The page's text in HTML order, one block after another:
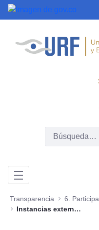
Saltar al contenido principal
Transparencia 6. Participa
Instancias externas de participación